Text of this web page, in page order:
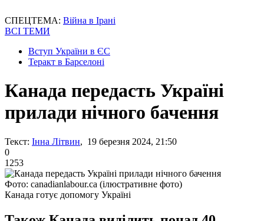
СПЕЦТЕМА: Війна в Ірані
ВСІ ТЕМИ
Вступ України в ЄС
Теракт в Барселоні
Канада передасть Україні
прилади нічного бачення
Текст: Інна Літвин, 19 березня 2024, 21:50
0
1253
Фото: canadianlabour.ca (ілюстративне фото)
Канада готує допомогу Україні